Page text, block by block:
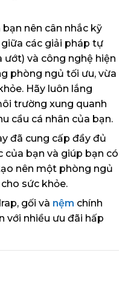
nên cân nhắc kỹ
các giải pháp tự
ướt) và công nghệ hiện
phòng ngủ tối ưu, vừa
Hãy luôn lắng
trường xung quanh
cầu cá nhân của bạn.
đã cung cấp đầy đủ
bạn và giúp bạn có
nên một phòng ngủ
sức khỏe.
gối và nệm chính
với nhiều ưu đãi hấp